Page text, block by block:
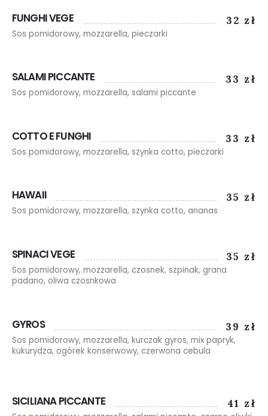
FUNGHI VEGE 32 zł
Sos pomidorowy, mozzarella, pieczarki
SALAMI PICCANTE 33 zł
Sos pomidorowy, mozzarella, salami piccante
COTTO E FUNGHI 33 zł
Sos pomidorowy, mozzarella, szynka cotto, pieczarki
HAWAII 35 zł
Sos pomidorowy, mozzarella, szynka cotto, ananas
SPINACI VEGE 35 zł
Sos pomidorowy, mozzarella, czosnek, szpinak, grana
padano, oliwa czosnkowa
GYROS 39 zł
Sos pomidorowy, mozzarella, kurczak gyros, mix papryk,
kukurydza, ogórek konserwowy, czerwona cebula
SICILIANA PICCANTE 41 zł